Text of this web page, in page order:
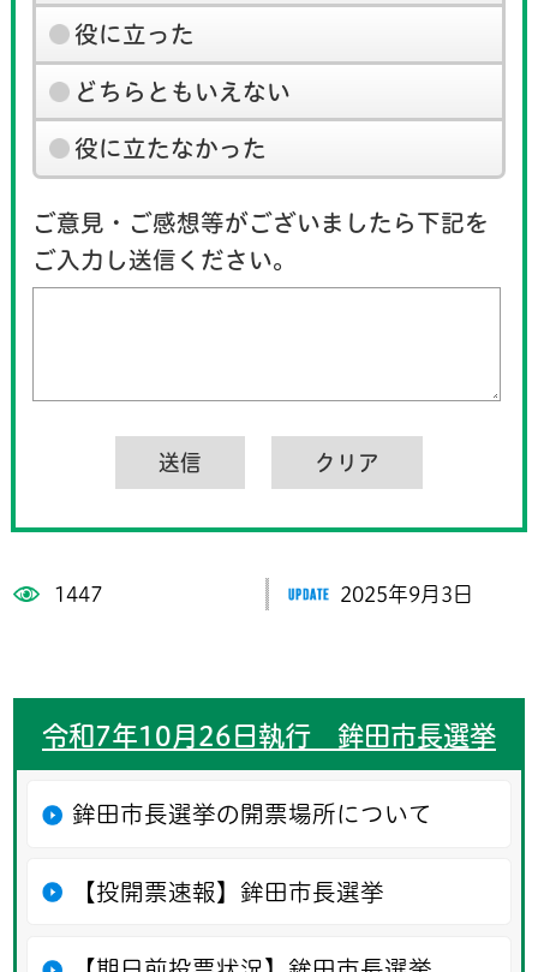
役に立った
どちらともいえない
役に立たなかった
ご意見・ご感想等がございましたら下記を
ご入力し送信ください。
1447 2025年9月3日
令和7年10月26日執行 鉾田市長選挙
鉾田市長選挙の開票場所について
【投開票速報】鉾田市長選挙